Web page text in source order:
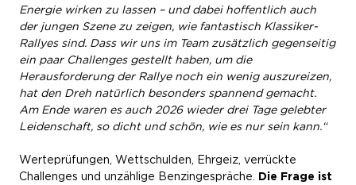
Energie wirken zu lassen – und dabei hoffentlich auch
der jungen Szene zu zeigen, wie fantastisch Klassiker-
Rallyes sind. Dass wir uns im Team zusätzlich gegenseitig
ein paar Challenges gestellt haben, um die
Herausforderung der Rallye noch ein wenig auszureizen,
hat den Dreh natürlich besonders spannend gemacht.
Am Ende waren es auch 2026 wieder drei Tage gelebter
Leidenschaft, so dicht und schön, wie es nur sein kann.“
Werteprüfungen, Wettschulden, Ehrgeiz, verrückte
Challenges und unzählige Benzingespräche. Die Frage ist